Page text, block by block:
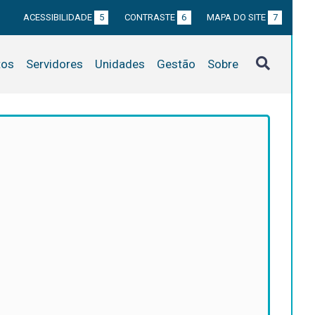
ACESSIBILIDADE 5 CONTRASTE 6 MAPA DO SITE 7
Servidores Unidades Gestão Sobre